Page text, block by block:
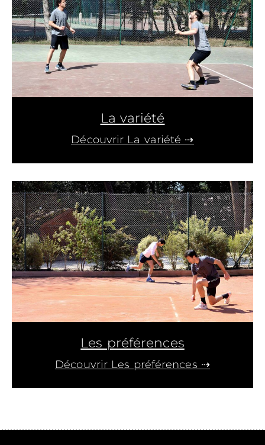
La variété
Découvrir La variété ⇢
Les préférences
Découvrir Les préférences ⇢